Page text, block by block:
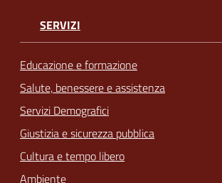
SERVIZI
Educazione e formazione
Salute, benessere e assistenza
Servizi Demografici
Giustizia e sicurezza pubblica
Cultura e tempo libero
Ambiente